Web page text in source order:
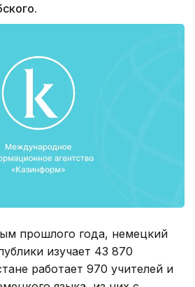
прошлого года, немецкий
изучает 43 870
работает 970 учителей и